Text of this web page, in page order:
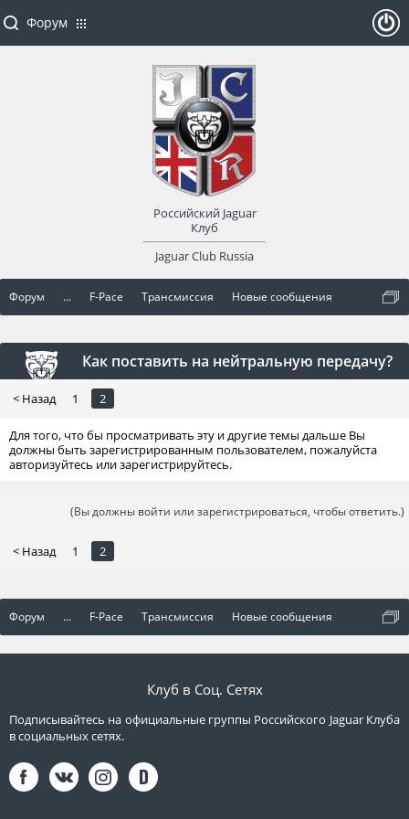
Форум ... F-Pace Трансмиссия Новые сообщения
Как поставить на нейтральную передачу?
< Назад 1 2
Для того, что бы просматривать эту и другие темы дальше Вы
должны быть зарегистрированным пользователем, пожалуйста
авторизуйтесь или зарегистрируйтесь.
(Вы должны войти или зарегистрироваться, чтобы ответить.)
< Назад 1 2
Форум ... F-Pace Трансмиссия Новые сообщения
Форум
Российский Jaguar
Клуб
Jaguar Club Russia
оват
ься
Клуб в Соц. Сетях
Подписывайтесь на официальные группы Российского Jaguar Клуба
в социальных сетях.